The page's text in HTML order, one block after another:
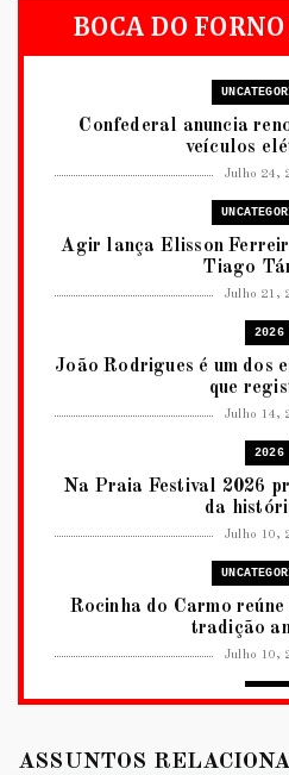
BOCA DO
Confederal anuncia
veículos
Julho 24,
Agir lança Elisson
Tiago
Julho 21,
2026
João Rodrigues é um dos
que
Julho 14,
2026
Na Praia Festival 2026
da
Julho 10,
Rocinha do Carmo
tradição
Julho 10,
BRASÍLIA COM
ASSUNTOS